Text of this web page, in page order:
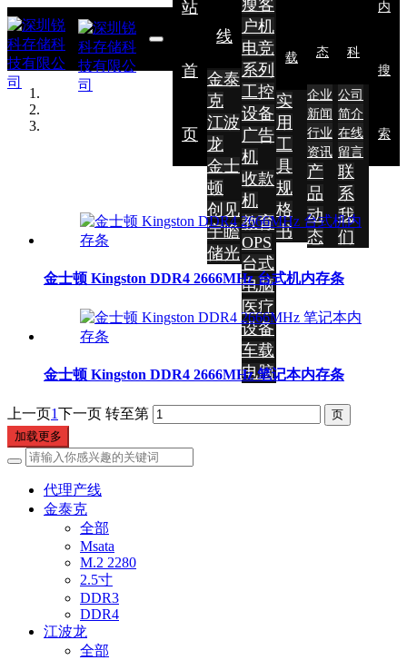
站
首
页
线
金泰
克
江波
龙
金士
顿
创见
宇瞻
储光
瘦客
户机
电竞
系列
工控
设备
广告
机
收款
机
教育
OPS
台式
电脑
医疗
设备
车载
电脑
载
实
用
工
具
规
格
书
态
企业
新闻
行业
资讯
产
品
动
态
科
公司
简介
在线
留言
联
系
我
们
内
搜
索
金士顿 Kingston DDR4 2666MHz 台式机内存条
金士顿 Kingston DDR4 2666MHz 笔记本内存条
上一页1下一页 转至第
加载更多
代理产线
金泰克
全部
Msata
M.2 2280
2.5寸
DDR3
DDR4
江波龙
全部